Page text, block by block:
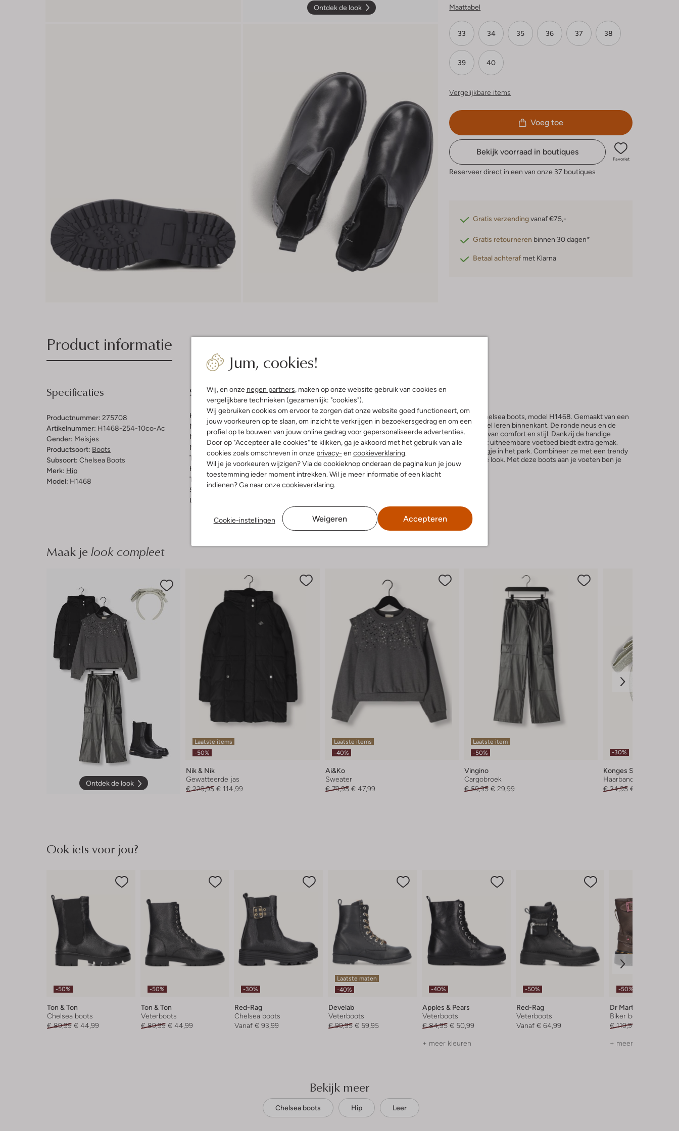
Jum, cookies!
Wij, en onze negen partners, maken op onze website gebruik van cookies en
vergelijkbare technieken (gezamenlijk: "cookies").
Wij gebruiken cookies om ervoor te zorgen dat onze website goed functioneert, om
jouw voorkeuren op te slaan, om inzicht te verkrijgen in bezoekersgedrag en om een
profiel op te bouwen van jouw online gedrag voor gepersonaliseerde advertenties.
Door op "Accepteer alle cookies" te klikken, ga je akkoord met het gebruik van alle
cookies zoals omschreven in onze privacy- en cookieverklaring.
Wil je je voorkeuren wijzigen? Via de cookieknop onderaan de pagina kun je jouw
toestemming ieder moment intrekken. Wil je meer informatie of een klacht
indienen? Ga naar onzecookieverklaring.
Cookie-instellingen Weigeren Accepteren
Ontdek de look Maattabel
33 34 35 36 37 38
39 40
Vergelijkbare items
Voeg toe
Bekijk voorraad in boutiques
Favoriet
Reserveer direct in een van onze 37 boutiques
Gratis verzendingvanaf €75,-
Gratis retourneren binnen 30 dagen*
Betaal achteraf met Klarna
Product informatie Bezorgen & retourneren
Specificaties
Productnummer: 275708
Artikelnummer: H1468-254-10co-Ac
Gender: Meisjes
Productsoort: Boots
Subsoort: Chelsea Boots
Merk: Hip
Model: H1468
Samenstelling & Pasvorm
Kleur:
Zwart
Materiaal buitenkant:Leer
Materiaal binnenkant: Leer
Materiaal zool: Rubber
Type sluiting: Rits
Hakvorm: Chunky Zool
Type neus:Ronde Neus
Schachthoogte laarzen (cm):19
Uitneembaar voetbed:
Omschrijving
Stap stijlvol de wereld in met deze zwarte Chelsea boots, model H1468. Gemaakt van een
stoere lederen buitenkant en een comfortabel leren binnenkant. De ronde neus en de
rubberen zool zorgen voor een perfecte mix van comfort en stijl. Dankzij de handige
ritssluiting trek je ze makkelijk aan en uit. Het uitneembare voetbed biedt extra gemak.
Ideaal voor een dagje shoppen of een middagje in het park. Combineer ze met een trendy
jurkje of een stoere jeans voor een complete look. Met deze boots aan je voeten ben je
altijd klaar voor avontuur!
Maak je look compleet
Ontdek de look
Laatste items
-50%
Nik & Nik
Gewatteerde jas
€ 229,95 € 114,99
Laatste items
-40%
Ai&ko
Sweater
€ 79,95 € 47,99
Laatste item
-50%
Vingino
Cargobroek
€ 59,95 € 29,99
-30%
Konges Slojd
Haarband
€ 24,95 € 16,99
Ook iets voor jou?
-50%
Ton & Ton
Chelsea boots
€ 89,99 € 44,99
-50%
Ton & Ton
Veterboots
€ 89,99 € 44,99
-30%
Red-Rag
Chelsea boots
Vanaf € 93,99
Laatste maten
-40%
Develab
Veterboots
€ 99,95 € 59,95
-40%
Apples & Pears
Veterboots
€ 84,95 € 50,99
+ meer kleuren
-50%
Red-Rag
Veterboots
Vanaf € 64,99
-50%
Dr Martens
Biker boots
€ 119,99
+ meer kleuren
Bekijk meer
Chelsea boots Hip Leer